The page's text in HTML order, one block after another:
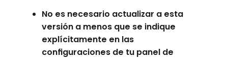
No es necesario actualizar a esta
versión a menos que se indique
explícitamente en las
configuraciones de tu panel de